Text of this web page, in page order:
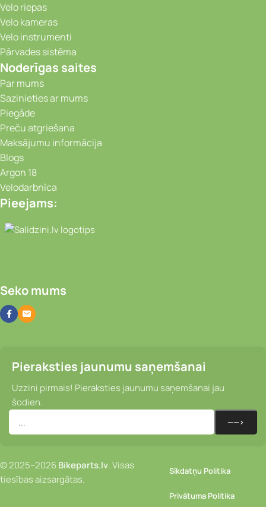
Velo riepas
Velo kameras
Velo instrumenti
Pārvades sistēma
Noderīgas saites
Par mums
Sazinieties ar mums
Piegāde
Preču atgriešana
Maksājumu informācija
Blogs
Argon 18
Velodarbnīca
Pieejams:
Video novērošanas kameras, Portatīvie
Seko mums
Pieraksties jaunumu saņemšanai
Uzzini pirmais! Pieraksties jaunumu saņemšanai jau
šodien.
© 2025–2026Bikeparts.lv. Visas
tiesības aizsargātas.
Sīkdatņu Politika
Privātuma Politika